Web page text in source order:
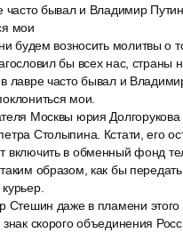
часто бывал и Владимир
мои
будем возносить молитвы о
бы всех нас,
лавре часто бывал и
мои.
Москвы юрия Долгорукова
Столыпина. Кстати, его
включить в обменный фонд
образом, как бы
Стешин даже в пламени
знак скорого объединения